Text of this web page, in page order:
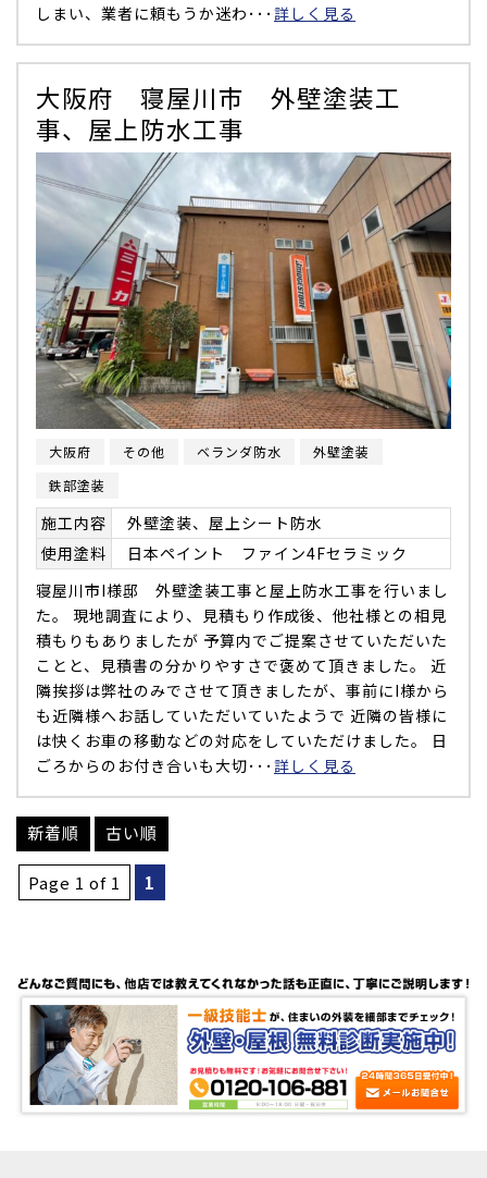
しまい、業者に頼もうか迷わ･･･ 詳しく見る
大阪府 寝屋川市 外壁塗装工
事、屋上防水工事
大阪府 その他 ベランダ防水
外壁塗装
鉄部塗装
施工内容
外壁塗装、屋上シート防水
使用塗料
日本ペイント ファイン4Fセラミック
寝屋川市I様邸 外壁塗装工事と屋上防水工事を行いまし
た。 現地調査により、見積もり作成後、他社様との相見
積もりもありましたが 予算内でご提案させていただいた
ことと、見積書の分かりやすさで褒めて頂きました。 近
隣挨拶は弊社のみでさせて頂きましたが、事前にI様から
も近隣様へお話していただいていたようで 近隣の皆様に
は快くお車の移動などの対応をしていただけました。 日
ごろからのお付き合いも大切･･･ 詳しく見る
新着順 古い順
Page 1 of 1 1